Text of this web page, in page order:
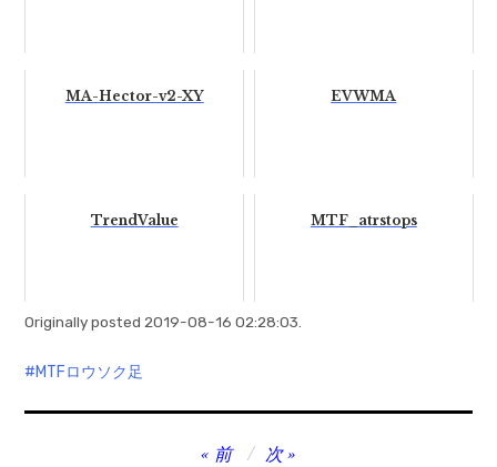
MA-Hector-v2-XY EVWMA
TrendValue MTF_atrstops
Originally posted 2019-08-16 02:28:03.
MTFロウソク足
前 次